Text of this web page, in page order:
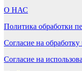
О НАС
Политика обработки
Согласие на
Согласие на